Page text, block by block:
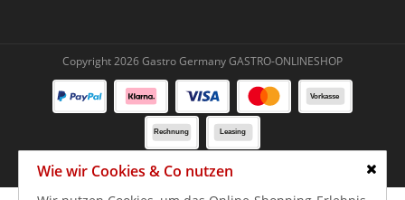
Copyright 2026 Gastro Germany GASTRO-ONLINESHOP
Wie wir Cookies & Co nutzen